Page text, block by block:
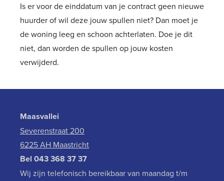
Is er voor de einddatum van je contract geen nieuwe
huurder of wil deze jouw spullen niet? Dan moet je
de woning leeg en schoon achterlaten. Doe je dit
niet, dan worden de spullen op jouw kosten
verwijderd.
Maasvallei
Severenstraat 200
6225 AH Maastricht
Bel 043 368 37 37
Wij zijn telefonisch bereikbaar van maandag t/m